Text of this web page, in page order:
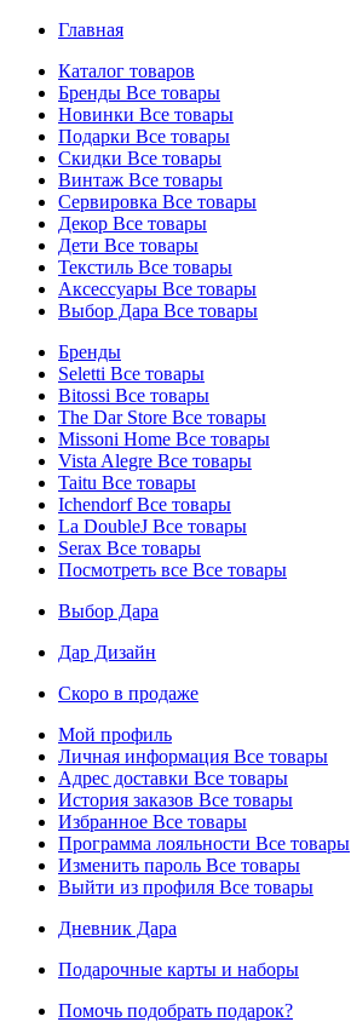
Главная
Каталог товаров
Бренды Все товары
Новинки Все товары
Подарки Все товары
Скидки Все товары
Винтаж Все товары
Сервировка Все товары
Декор Все товары
Дети Все товары
Текстиль Все товары
Аксессуары Все товары
Выбор Дара Все товары
Бренды
Seletti Все товары
Bitossi Все товары
The Dar Store Все товары
Missoni Home Все товары
Vista Alegre Все товары
Taitu Все товары
IchendorfВсе товары
La DoubleJ Все товары
Serax Все товары
Посмотреть все Все товары
Выбор Дара
Дар Дизайн
Скоро в продаже
Мой профиль
Личная информация Все товары
Адрес доставки Все товары
История заказов Все товары
Избранное Все товары
Программа лояльности Все товары
Изменить пароль Все товары
Выйти из профиля Все товары
Дневник Дара
Подарочные карты и наборы
Помочь подобрать подарок?